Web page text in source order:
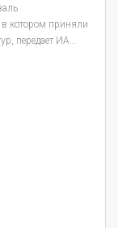
в котором приняли
передает ИА…